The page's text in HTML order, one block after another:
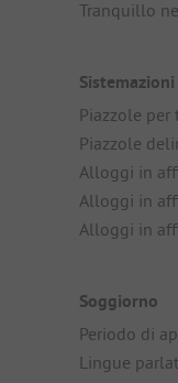
Tranquillo
Sistemazioni
Piazzole per
Piazzole
Alloggi in
Alloggi in
Alloggi in
Soggiorno
Periodo di
Lingue